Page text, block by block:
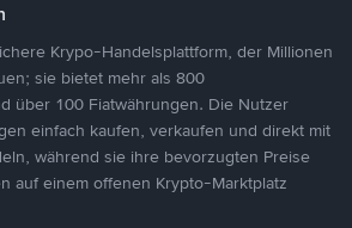
Krypo-Handelsplattform, der Millionen
sie bietet mehr als 800
über 100 Fiatwährungen. Die Nutzer
einfach kaufen, verkaufen und direkt mit
während sie ihre bevorzugten Preise
auf einem offenen Krypto-Marktplatz